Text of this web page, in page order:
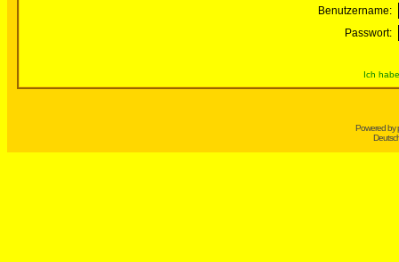
Benutzername:
Passwort:
Ich
Powered by